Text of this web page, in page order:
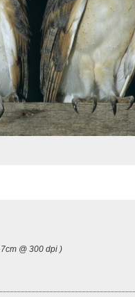
@ 300 dpi )